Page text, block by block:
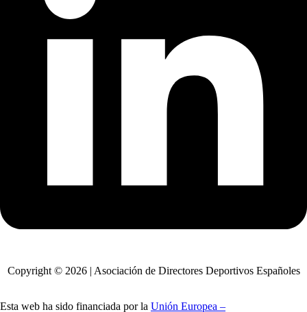
Copyright © 2026 | Asociación de Directores Deportivos Españoles
Esta web ha sido financiada por la Unión Europea –